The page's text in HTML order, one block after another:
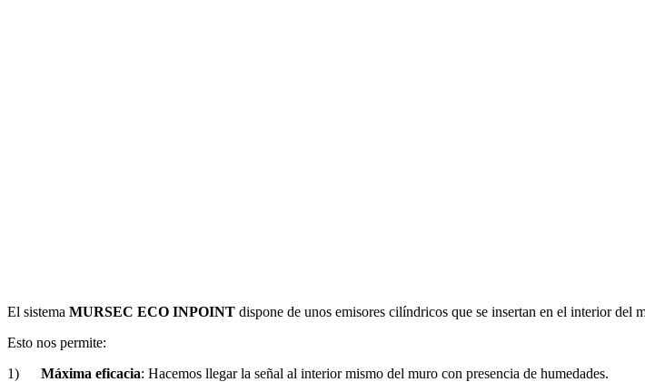
El sistema MURSEC ECO INPOINT dispone de unos emisores cilíndricos que se insertan en el interior del
Esto nos permite:
1) Máxima eficacia: Hacemos llegar la señal al interior mismo del muro con presencia de humedades.